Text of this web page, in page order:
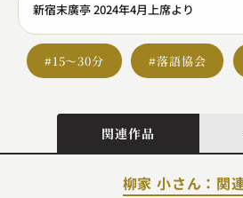
新宿末廣亭 2024年4月上席より
#15～30分 #落語協会
関連作品
柳家 小さん：関